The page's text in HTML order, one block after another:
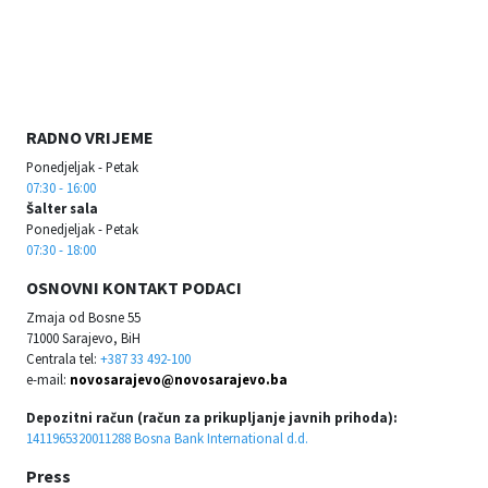
RADNO VRIJEME
Ponedjeljak - Petak
07:30 - 16:00
Šalter sala
Ponedjeljak - Petak
07:30 - 18:00
OSNOVNI KONTAKT PODACI
Zmaja od Bosne 55
71000 Sarajevo, BiH
Centrala tel: +387 33 492-100
e-mail: novosarajevo@novosarajevo.ba
Depozitni račun (račun za prikupljanje javnih prihoda):
1411965320011288 Bosna Bank International d.d.
Press